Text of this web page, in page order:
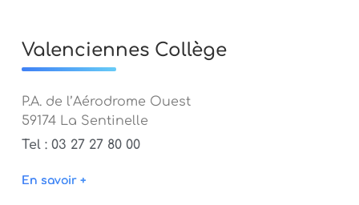
Valenciennes Collège
P.A. de l’Aérodrome Ouest
59174 La Sentinelle
Tel : 03 27 27 80 00
En savoir +